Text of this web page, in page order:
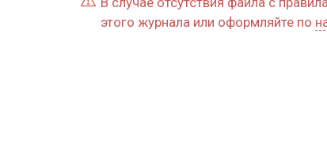
этого журнала или оформляйте по